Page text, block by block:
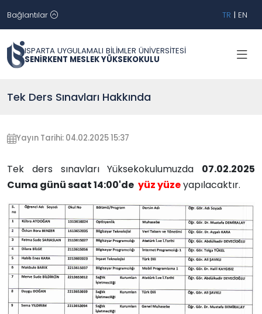
Bağlantılar TR | EN
ISPARTA UYGULAMALI BİLİMLER ÜNİVERSİTESİ
SENİRKENT MESLEK YÜKSEKOKULU
Tek Ders Sınavları Hakkında
Yayın Tarihi: 04.02.2025 15:37
Tek ders sınavları Yüksekokulumuzda 07.02.2025
Cuma günü saat 14:00'de yüz yüzeyapılacaktır.